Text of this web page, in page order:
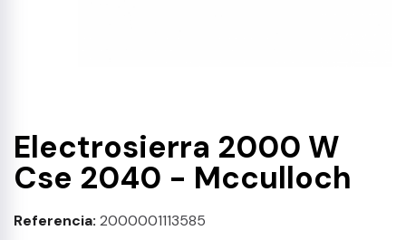
Electrosierra 2000 W
Cse 2040 - Mcculloch
Referencia 2000001113585